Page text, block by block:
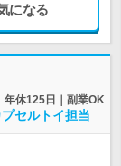
になる
年休125日｜副業OK
セルトイ担当